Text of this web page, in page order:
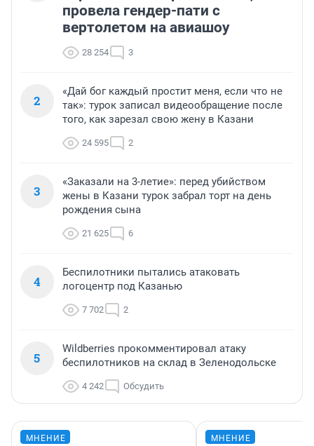
провела гендер-пати с
вертолетом на авиашоу
28 254 3
2
«Дай бог каждый простит меня, если что не
так»: турок записал видеообращение после
того, как зарезал свою жену в Казани
24 595 2
3
«Заказали на 3-летие»: перед убийством
жены в Казани турок забрал торт на день
рождения сына
21 625 6
4
Беспилотники пытались атаковать
логоцентр под Казанью
7 702 2
5
Wildberries прокомментировал атаку
беспилотников на склад в Зеленодольске
4 242 Обсудить
МНЕНИЕ МНЕНИЕ